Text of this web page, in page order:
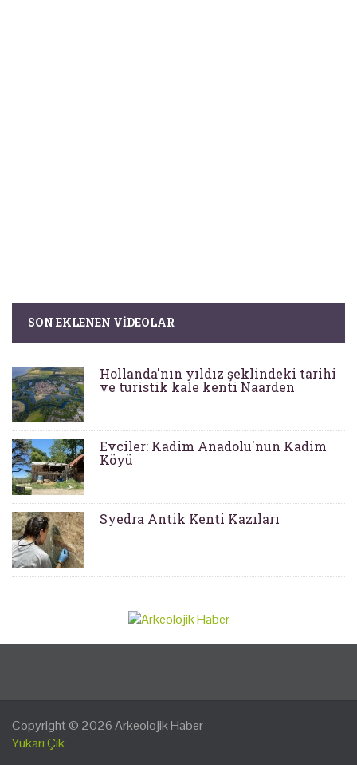
SON EKLENEN VIDEOLAR
Hollanda'nın yıldız şeklindeki tarihi
ve turistik kale kenti Naarden
Evciler: Kadim Anadolu'nun Kadim
Köyü
Syedra Antik Kenti Kazıları
Copyright © 2026Arkeolojik Haber
Yukarı Çık